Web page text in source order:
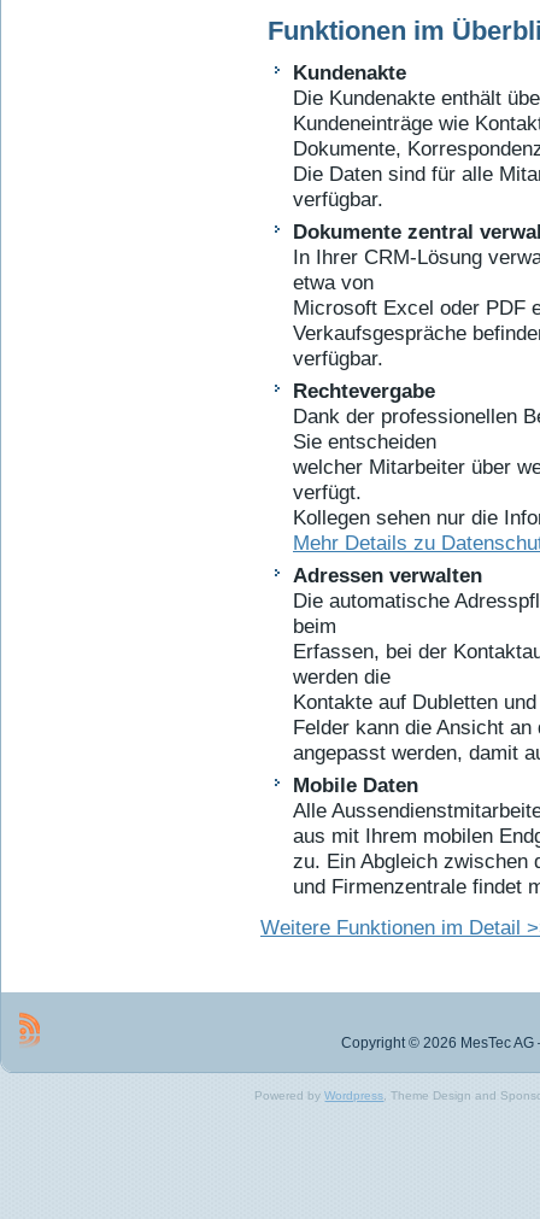
Funktionen im
Kundenakte
Die Kundenakte enthält
Kundeneinträge wie
Dokumente,
Die Daten sind für alle
verfügbar.
Dokumente zentral
In Ihrer CRM-Lösung
etwa von
Microsoft Excel oder PDF
Verkaufsgespräche
verfügbar.
Rechtevergabe
Dank der professionellen
Sie entscheiden
welcher Mitarbeiter über
verfügt.
Kollegen sehen nur die
Mehr Details zu
Adressen verwalten
Die automatische
beim
Erfassen, bei der
werden die
Kontakte auf Dubletten
Felder kann die Ansicht
angepasst werden, damit
Mobile Daten
Alle
aus mit Ihrem mobilen
zu. Ein Abgleich zwischen
und Firmenzentrale findet
Weitere Funktionen im Detail
Copyright © 2026 MesTec
Powered byWordpress , Theme Design and